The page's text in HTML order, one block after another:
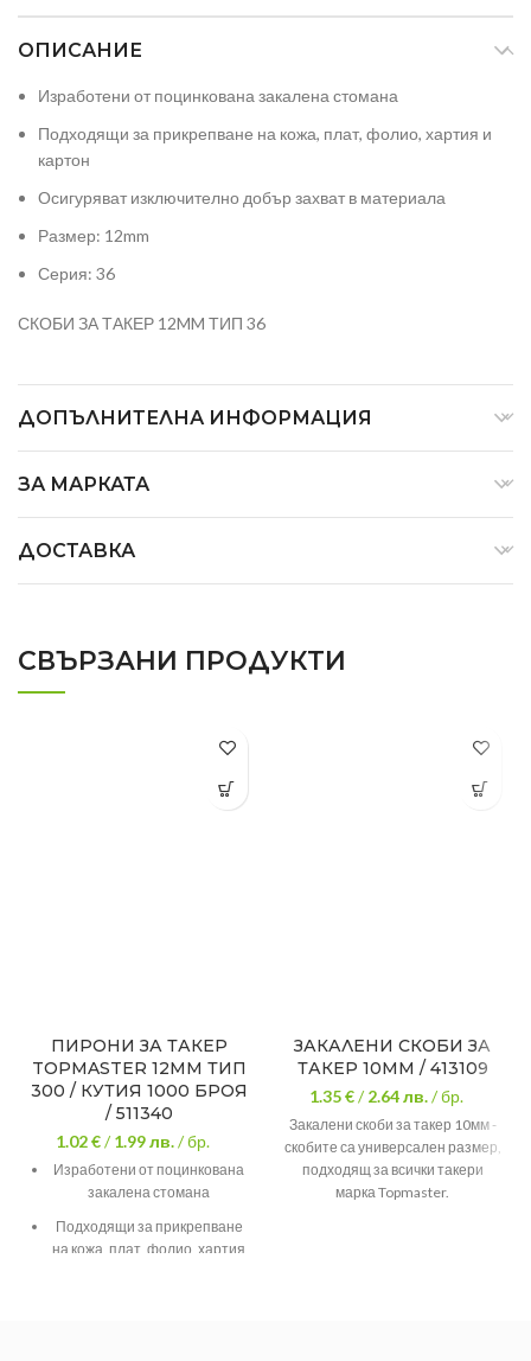
ОПИСАНИЕ
Изработени от поцинкована закалена стомана
Подходящи за прикрепване на кожа, плат, фолио, хартия и
картон
Осигуряват изключително добър захват в материала
Размер: 12mm
Серия: 36
СКОБИ ЗА ТАКЕР 12MM ТИП 36
ДОПЪЛНИТЕЛНА ИНФОРМАЦИЯ
ЗА МАРКАТА
ДОСТАВКА
СВЪРЗАНИ ПРОДУКТИ
ПИРОНИ ЗА ТАКЕР
TOPMASTER 12MM ТИП
300 / КУТИЯ 1000 БРOЯ
/ 511340
1.02 €/1.99лв./ бр.
Изработени от поцинкована
закалена стомана
Подходящи за прикрепване
на кожа, плат, фолио, хартия
ЗАКАЛЕНИ СКОБИ ЗА
ТАКЕР 10ММ / 413109
1.35 €/2.64лв./ бр.
Закалени скоби за такер 10мм -
скобите са универсален размер,
подходящ за всички такери
марка Topmaster.